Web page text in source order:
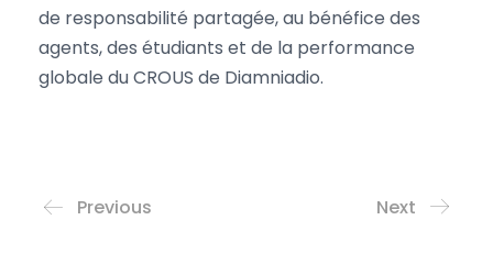
de responsabilité partagée, au bénéfice des
agents, des étudiants et de la performance
globale du CROUS de Diamniadio.
Previous Next